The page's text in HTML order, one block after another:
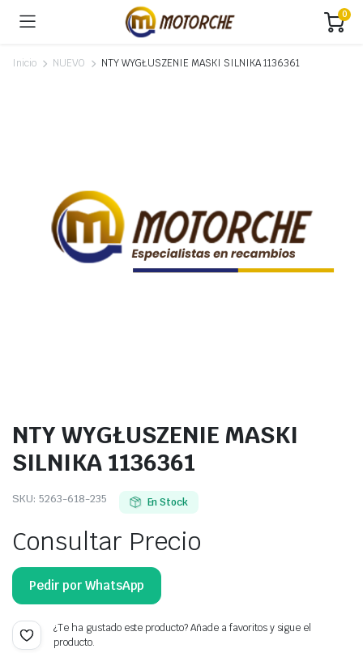
0
Inicio NUEVO NTY WYGŁUSZENIE MASKI SILNIKA 1136361
NTY WYGŁUSZENIE MASKI
SILNIKA 1136361
SKU: 5263-618-235 En Stock
Consultar Precio
Pedir por WhatsApp
¿Te ha gustado este producto? Añade a favoritos y sigue el
producto.